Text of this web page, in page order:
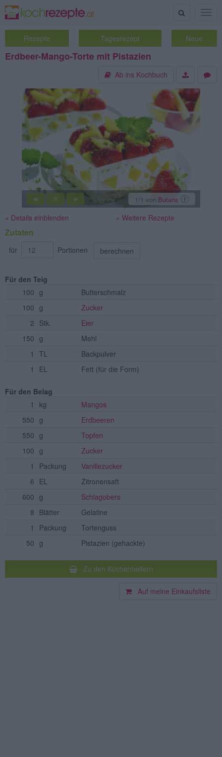
Suche
Rezepte Tagesrezept Neue
Erdbeer-Mango-Torte mit Pistazien
Ab ins Kochbuch
« || » 1 /1 von Butaris
» Details einblenden » Weitere Rezepte
Zutaten
für Portionen berechnen
Für den Teig
100 g
Butterschmalz
100 g
Zucker
2 Stk.
Eier
150 g
Mehl
1
TL
Backpulver
1
EL Fett (für die Form)
Für den Belag
1
kg
Mangos
550 g
Erdbeeren
550 g
Topfen
100 g
Zucker
1
Packung
Vanillezucker
6 EL
Zitronensaft
600 g
Schlagobers
8 Blätter
Gelatine
1
Packung
Tortenguss
50 g Pistazien (gehackte)
Zu den Küchenhelfern
Auf meine Einkaufsliste